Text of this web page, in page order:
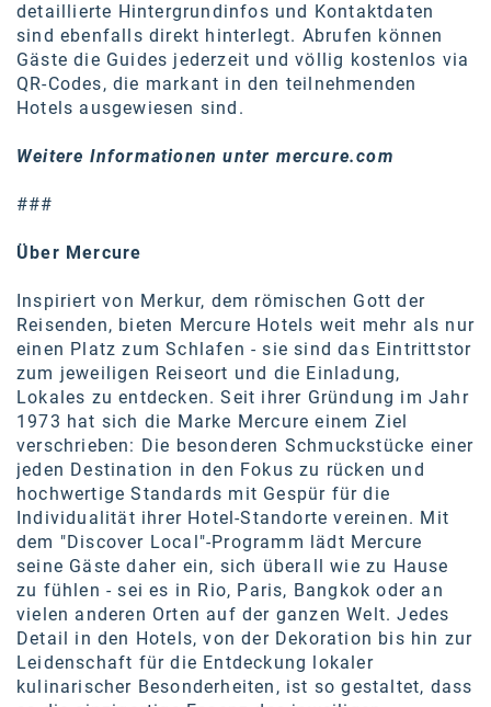
detaillierte Hintergrundinfos und Kontaktdaten
sind ebenfalls direkt hinterlegt. Abrufen können
Gäste die Guides jederzeit und völlig kostenlos via
QR-Codes, die markant in den teilnehmenden
Hotels ausgewiesen sind.
Weitere Informationen unter mercure.com
###
Über Mercure
Inspiriert von Merkur, dem römischen Gott der
Reisenden, bieten Mercure Hotels weit mehr als nur
einen Platz zum Schlafen - sie sind das Eintrittstor
zum jeweiligen Reiseort und die Einladung,
Lokales zu entdecken. Seit ihrer Gründung im Jahr
1973 hat sich die Marke Mercure einem Ziel
verschrieben: Die besonderen Schmuckstücke einer
jeden Destination in den Fokus zu rücken und
hochwertige Standards mit Gespür für die
Individualität ihrer Hotel-Standorte vereinen. Mit
dem "Discover Local"-Programm lädt Mercure
seine Gäste daher ein, sich überall wie zu Hause
zu fühlen - sei es in Rio, Paris, Bangkok oder an
vielen anderen Orten auf der ganzen Welt. Jedes
Detail in den Hotels, von der Dekoration bis hin zur
Leidenschaft für die Entdeckung lokaler
kulinarischer Besonderheiten, ist so gestaltet, dass